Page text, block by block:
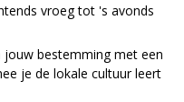
vroeg tot 's avonds
jouw bestemming met een
je de lokale cultuur leert